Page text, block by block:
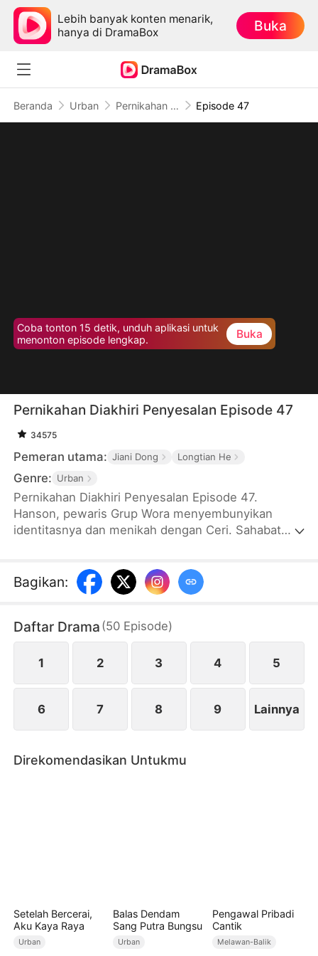
Lebih banyak konten menarik,
hanya di DramaBox
Buka
Beranda Urban Pernikahan Diakhiri Penyesalan Episode 47
Coba tonton 15 detik, unduh aplikasi untuk
menonton episode lengkap.
Buka
Pernikahan Diakhiri Penyesalan Episode 47
34575
Pemeran utama: Jiani Dong Longtian He
Genre: Urban
Pernikahan Diakhiri Penyesalan Episode 47.
Hanson, pewaris Grup Wora menyembunyikan
identitasnya dan menikah dengan Ceri. Sahabat
muncul membawa hadiah mewah, tetapi Ria dan
Ceri terus mencemooh dan menyerang Yuna.
dia dicampakkan Hanson hingga memicu hujatan
netizen. Yuna mengumpulkan bukti dan melapor ke
polisi. Pada akhirnya, Ria dan Ceri dihukum karena
Bagikan:
Daftar Drama (50 Episode)
1 2 3 4 5
6 7 8 9 Lainnya
Direkomendasikan Untukmu
Setelah Bercerai,
Aku Kaya Raya
Urban
Balas Dendam
Sang Putra Bungsu
Urban
Pengawal Pribadi
Cantik
Melawan-Balik